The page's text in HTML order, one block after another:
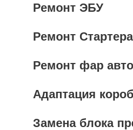
Ремонт ЭБУ
Ремонт Стартера
Ремонт фар
Адаптация
Замена блока